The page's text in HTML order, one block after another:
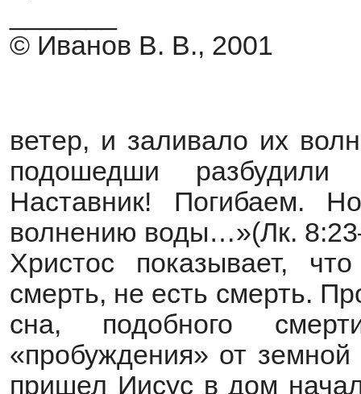
© Иванов В. В., 2001
ветер, и заливало их
подошедши
Наставник! Погибаем.
волнению воды…»(Лк.
Христос показывает,
смерть, не есть смерть.
сна, подобного
«пробуждения» от
пришел Иисус в дом